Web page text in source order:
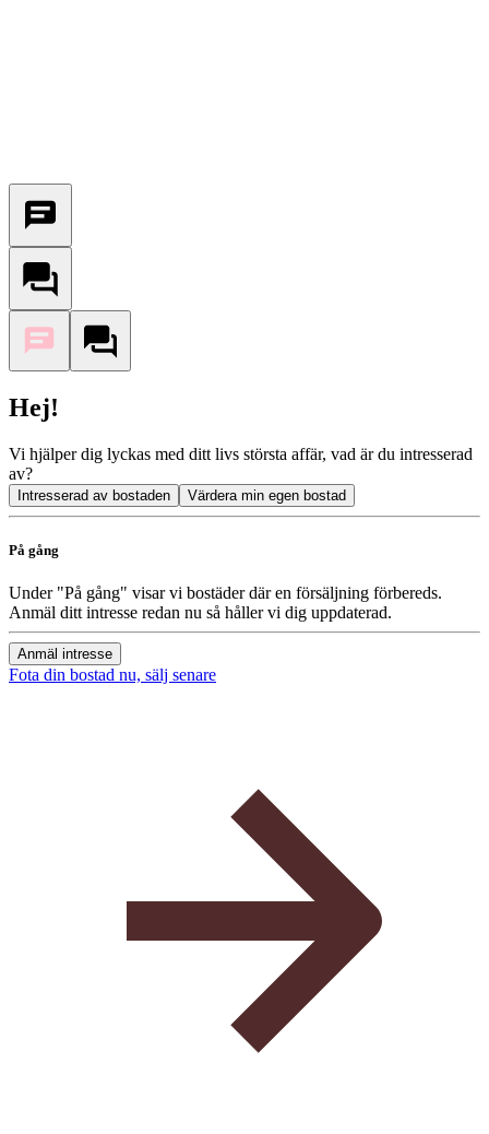
Hej!
Vi hjälper dig lyckas med ditt livs största affär, vad är du intresserad
av?
Intresserad av bostaden Värdera min egen bostad
På gång
Under "På gång" visar vi bostäder där en försäljning förbereds.
Anmäl ditt intresse redan nu så håller vi dig uppdaterad.
Anmäl intresse
Fota din bostad nu, sälj senare